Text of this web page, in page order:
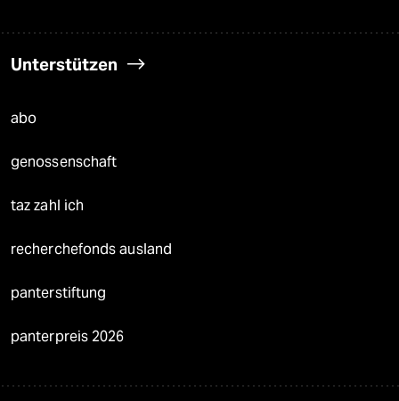
Unterstützen
abo
genossenschaft
taz zahl ich
recherchefonds ausland
panterstiftung
panterpreis 2026